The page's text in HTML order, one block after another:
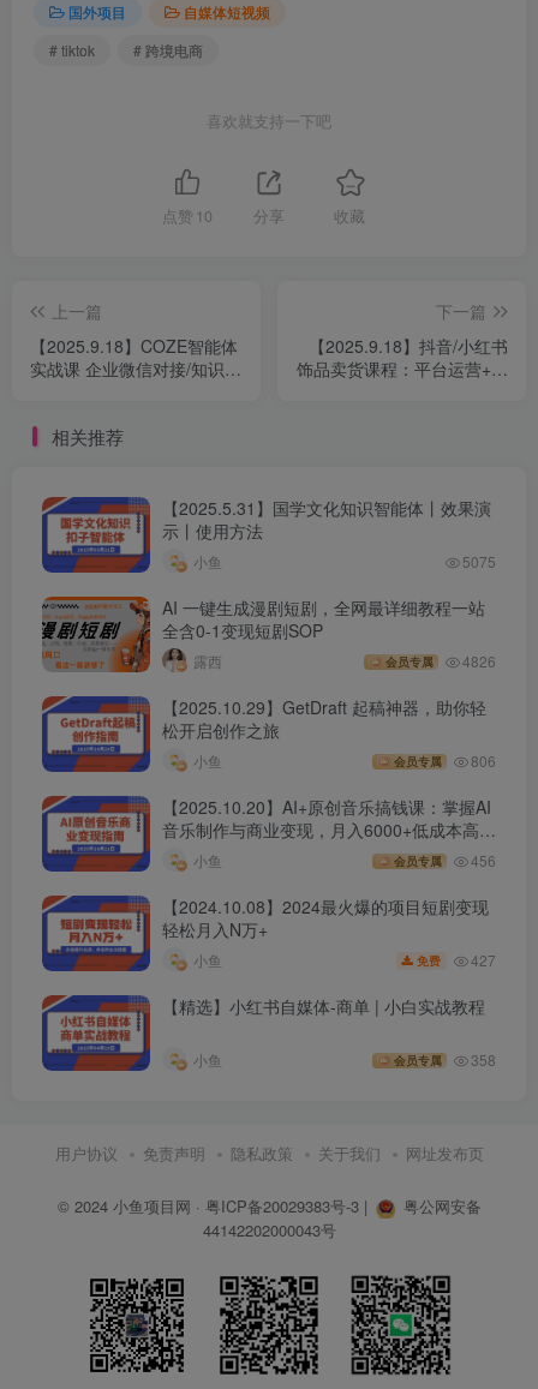
│53.1_7_1_BUCKS_货币转换插件.mp4
│55.1_7_3_Rapi_Bundle_Quantity_Breaks_.mp4
│56.1_7_4_Air_Product_Review插件_评论插件.mp4
│58.1_7_6_King_Product_Options___Variant_定.mp4
│59.1_8_模板后台设置.mp4
│60.1_9_域名邮箱的创建.mp4
│61.2_1_高转化独立站因素概览.mp4
│62.2_2_独立站影响转化的三个原因.mp4
│63.2_3_落地页_提升网站信任度流程.mp4
│64.2_4_落地页_营销插件使用教程.mp4
│65.2_5_落地页_详情页设置.mp4
│66.如何复盘独立站的弃单.mp4
│67.独立站达人分销插件使用教程.mp4
│68.Teeinblue__POD页面定制化插件使用教程.mp4
├─07.第七章：原创短视频实操课
│70.矩阵形式1_单品多账号.mp4
│71.矩阵形式2_多品多账号.mp4
│72.平台考量视频质量的判断依据.mp4
│73.基于内容调研对标产品维度分析.mp4
国外项目
自媒体短视频
# tiktok
# 跨境电商
喜欢就支持一下吧
点赞 10 分享 收藏
上一篇
【2025.9.18】COZE智能体
实战课 企业微信对接/知识库
下一篇
【2025.9.18】抖音/小红书
饰品卖货课程：平台运营+视
相关推荐
【2025.5.31】国学文化知识智能体丨效果演
示丨使用方法
小鱼 5075
AI 一键生成漫剧短剧，全网最详细教程一站
全含0-1变现短剧SOP
露西 会员专属 4826
【2025.10.29】GetDraft 起稿神器，助你轻
松开启创作之旅
小鱼 会员专属 806
【2025.10.20】AI+原创音乐搞钱课：掌握AI
音乐制作与商业变现，月入6000+低成本高收
益
小鱼 会员专属 456
【2024.10.08】2024最火爆的项目短剧变现
轻松月入N万+
小鱼 免费 427
【精选】小红书自媒体-商单 | 小白实战教程
小鱼 会员专属 358
用户协议 免责声明 隐私政策 关于我们 网址发布页
© 2024 小鱼项目网 · 粤ICP备20029383号-3|
粤公网安备
44142202000043号